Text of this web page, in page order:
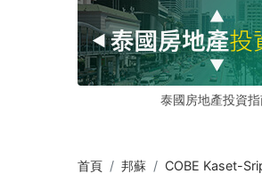
泰國房地產投資
首頁 邦蘇 COBE Kaset-